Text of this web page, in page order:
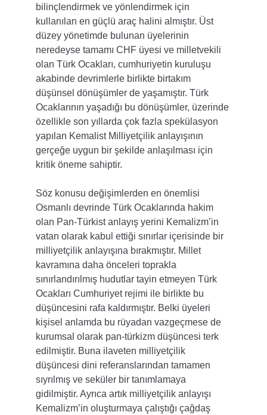
bilinçlendirmek ve yönlendirmek için
kullanılan en güçlü araç halini almıştır. Üst
düzey yönetimde bulunan üyelerinin
neredeyse tamamı CHF üyesi ve milletvekili
olan Türk Ocakları, cumhuriyetin kuruluşu
akabinde devrimlerle birlikte birtakım
düşünsel dönüşümler de yaşamıştır. Türk
Ocaklarının yaşadığı bu dönüşümler, üzerinde
özellikle son yıllarda çok fazla spekülasyon
yapılan Kemalist Milliyetçilik anlayışının
gerçeğe uygun bir şekilde anlaşılması için
kritik öneme sahiptir.
Söz konusu değişimlerden en önemlisi
Osmanlı devrinde Türk Ocaklarında hakim
olan Pan-Türkist anlayış yerini Kemalizm’in
vatan olarak kabul ettiği sınırlar içerisinde bir
milliyetçilik anlayışına bırakmıştır. Millet
kavramına daha önceleri toprakla
sınırlandırılmış hudutlar tayin etmeyen Türk
Ocakları Cumhuriyet rejimi ile birlikte bu
düşüncesini rafa kaldırmıştır. Belki üyeleri
kişisel anlamda bu rüyadan vazgeçmese de
kurumsal olarak pan-türkizm düşüncesi terk
edilmiştir. Buna ilaveten milliyetçilik
düşüncesi dini referanslarından tamamen
sıyrılmış ve seküler bir tanımlamaya
gidilmiştir. Ayrıca artık milliyetçilik anlayışı
Kemalizm’in oluşturmaya çalıştığı çağdaş